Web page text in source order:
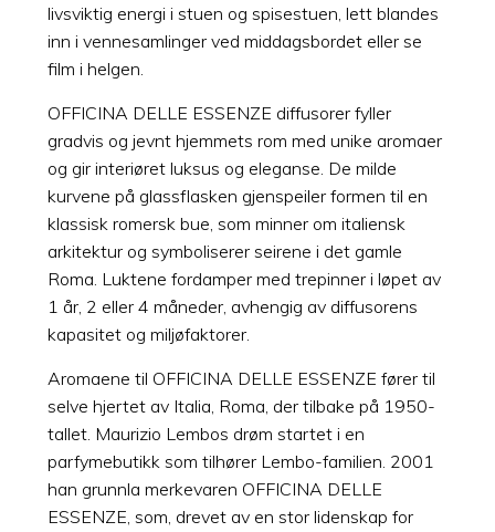
livsviktig energi i stuen og spisestuen, lett blandes
inn i vennesamlinger ved middagsbordet eller se
film i helgen.
OFFICINA DELLE ESSENZE diffusorer fyller
gradvis og jevnt hjemmets rom med unike aromaer
og gir interiøret luksus og eleganse. De milde
kurvene på glassflasken gjenspeiler formen til en
klassisk romersk bue, som minner om italiensk
arkitektur og symboliserer seirene i det gamle
Roma. Luktene fordamper med trepinner i løpet av
1 år, 2 eller 4 måneder, avhengig av diffusorens
kapasitet og miljøfaktorer.
Aromaene til OFFICINA DELLE ESSENZE fører til
selve hjertet av Italia, Roma, der tilbake på 1950-
tallet. Maurizio Lembos drøm startet i en
parfymebutikk som tilhører Lembo-familien. 2001
han grunnla merkevaren OFFICINA DELLE
ESSENZE, som, drevet av en stor lidenskap for